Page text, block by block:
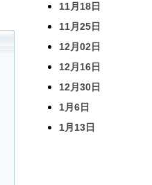
11月18日
11月25日
12月02日
12月16日
12月30日
1月6日
1月13日